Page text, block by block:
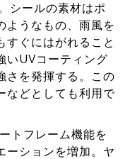
シールの素材はポ
ようなもの、雨風を
すぐにはがれること
いUVコーティング
さを発揮する。この
などとしても利用で
トフレーム機能を
ーションを増加。ヤ